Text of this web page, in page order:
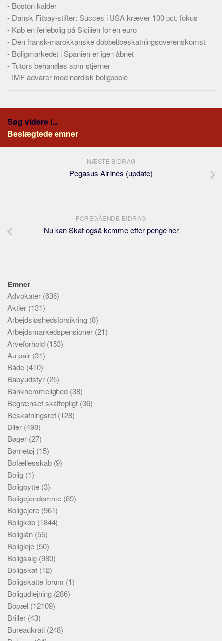
- Boston kalder
- Dansk Fitbay-stifter: Succes i USA kræver 100 pct. fokus
- Køb en feriebolig på Sicilien for en euro
- Den fransk-marokkanske dobbeltbeskatningsoverenskomst
- Boligmarkedet i Spanien er igen åbnet
-Tutors behandles som stjerner
- IMF advarer mod nordisk boligboble
Søg videre i...
Beslægtede emner
NÆSTE BIDRAG
Pegasus Airlines (update)
FOREGÅENDE BIDRAG
Nu kan Skat også komme efter penge her
Emner
Advokater (636)
Aktier (131)
Arbejdsløshedsforsikring (8)
Arbejdsmarkedspensioner (21)
Arveforhold (153)
Au pair (31)
Både (410)
Babyudstyr (25)
Bankhemmelighed (38)
Begrænset skattepligt (36)
Beskatningsret (128)
Biler (498)
Bøger (27)
Børnetøj (15)
Bofællesskab (9)
Bolig (1)
Boligbytte (3)
Boligejendomme (89)
Boligejere (961)
Boligkøb (1844)
Boliglån (55)
Boligleje (50)
Boligsalg (980)
Boligskat (12)
Boligskatte forum (1)
Boligudlejning (286)
Bopæl (12109)
Briller (43)
Bureaukrati (248)